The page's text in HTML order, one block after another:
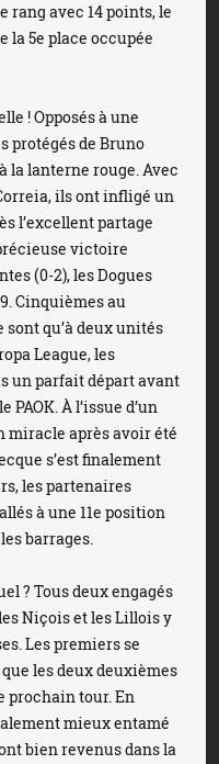
rang avec 14 points, le
la 5e place occupée
! Opposés à une
protégés de Bruno
la lanterne rouge. Avec
ils ont infligé un
l’excellent partage
victoire
(0-2), les Dogues
Cinquièmes au
qu’à deux unités
League, les
un parfait départ avant
À l’issue d’un
miracle après avoir été
s’est finalement
les partenaires
à une 11e position
barrages.
? Tous deux engagés
Niçois et les Lillois y
Les premiers se
les deux deuxièmes
prochain tour. En
mieux entamé
bien revenus dans la